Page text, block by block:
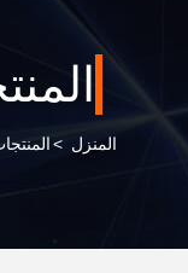
المنزل >